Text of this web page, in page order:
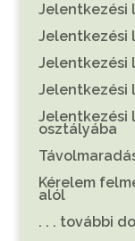
Jelentkezési
Jelentkezési
Jelentkezési
Jelentkezési
Jelentkezési
osztályába
Kérelem
alól
. . . további